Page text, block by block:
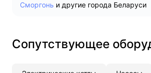
Сморгонь и другие города Беларуси
Сопутствующее